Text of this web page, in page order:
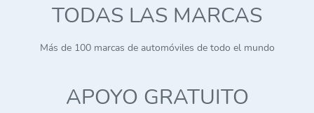
TODAS LAS MARCAS
Más de 100 marcas de automóviles de todo el mundo
APOYO GRATUITO